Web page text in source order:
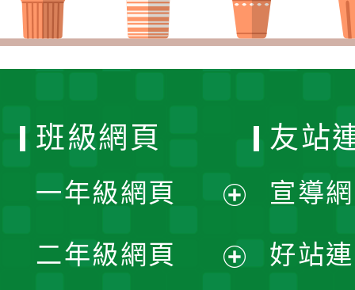
班級網頁
一年級網頁
開
二年級網頁
友站
宣導
好站